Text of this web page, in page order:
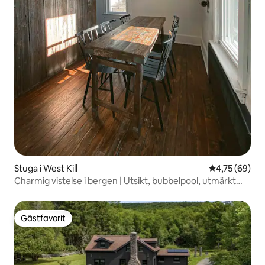
Stuga i West Kill 4,75 av 5 i
4,75 (69)
Charmig vistelse i bergen | Utsikt, bubbelpool, utmärkt
Gästfavorit
Gästfavorit